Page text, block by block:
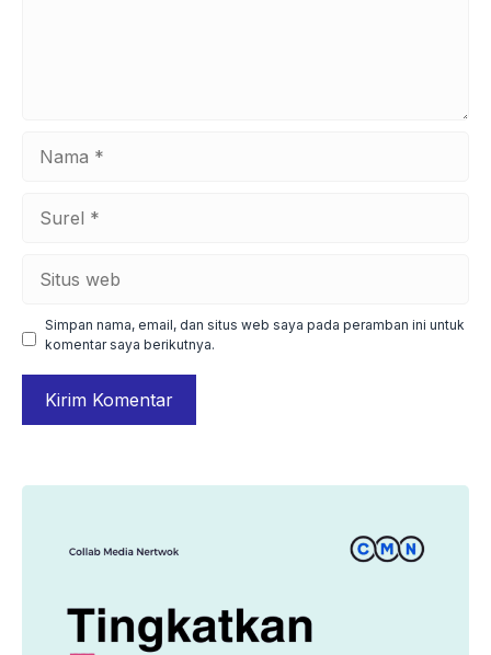
Simpan nama, email, dan situs web saya pada peramban ini untuk
komentar saya berikutnya.